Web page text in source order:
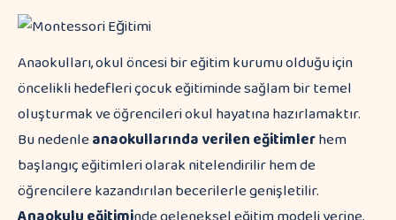
Anaokulları, okul öncesi bir eğitim kurumu olduğu için
öncelikli hedefleri çocuk eğitiminde sağlam bir temel
oluşturmak ve öğrencileri okul hayatına hazırlamaktır.
Bu nedenleanaokullarında verilen eğitimlerhem
başlangıç eğitimleri olarak nitelendirilir hem de
öğrencilere kazandırılan becerilerle genişletilir.